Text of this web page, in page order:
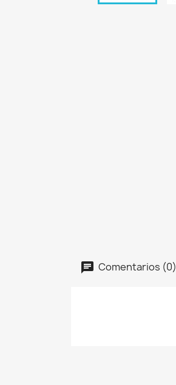
Comentarios (0)